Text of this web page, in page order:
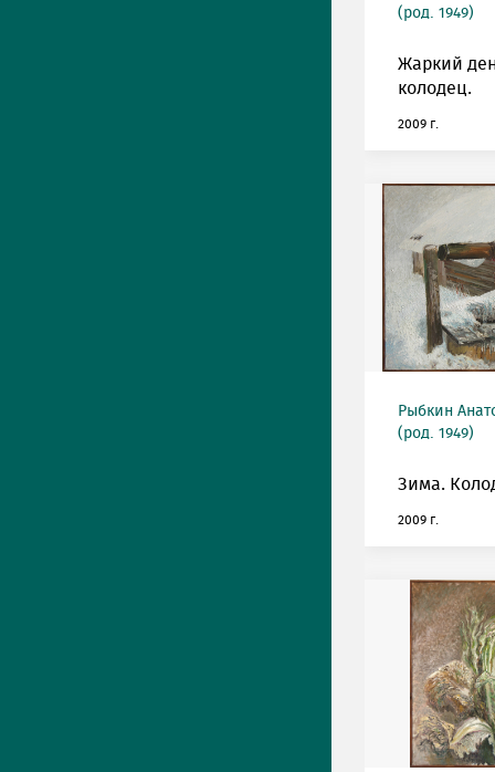
(род. 1949)
Жаркий
колодец.
2009 г.
Рыбкин
(род. 1949)
Зима.
2009 г.